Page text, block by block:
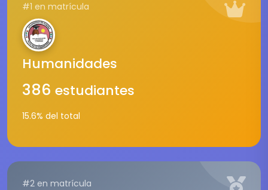
#1 en matrícula
Humanidades
386 estudiantes
15.6% del total
#2 en matrícula